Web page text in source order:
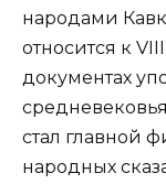
народами
относится к
документах
стал главной
народных